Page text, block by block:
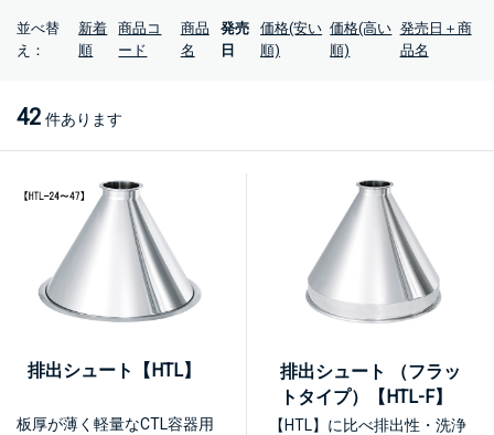
並べ替
え：
新着
順
商品コ
ード
商品
名
発売
日
価格(安い
順)
価格(高い
順)
発売日＋商
品名
42 件あります
排出シュート【HTL】
板厚が薄く軽量なCTL容器用
排出シュート （フラッ
トタイプ）【HTL-F】
【HTL】に比べ排出性・洗浄